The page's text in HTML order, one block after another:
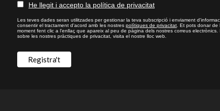
He llegit i accepto la política de privacitat
Les teves dades seran utilitzades per gestionar la teva subscripció i enviament
consentir el tractament d'acord amb les nostres polítiques de privacitat . Et pots donar
moment fent clic a l'enllaç que apareix al peu de pàgina dels nostres correus electrònics.
sobre les nostres pràctiques de privacitat, visita el nostre lloc web.